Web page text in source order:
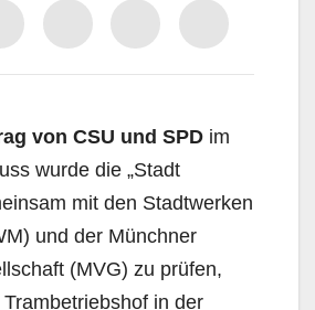
von CSU und SPD im
wurde die „Stadt
mit den Stadt­werken
und der Münchner
(MVG) zu prüfen,
in der